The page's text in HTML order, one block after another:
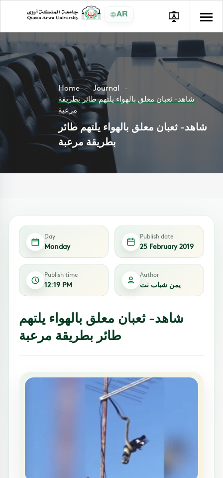
AR
Home
Journal
شاهد- ثعبان معلق بالهواء يلتهم طائر بطريقة
مرعبة
شاهد- ثعبان معلق بالهواء يلتهم طائر
بطريقة مرعبة
Day
Monday
Publish date
25 February 2019
Publish time
12:19 PM
Author
يمن شباب نت
شاهد- ثعبان معلق بالهواء يلتهم
طائر بطريقة مرعبة